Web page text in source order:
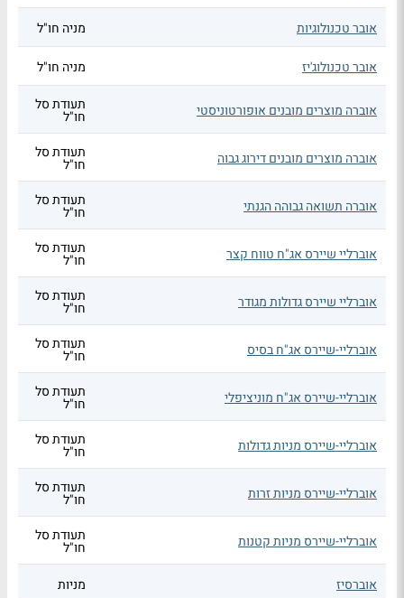
אובר טכנולוגיות מניה חו"ל
אובר טכנולוג'יז מניה חו"ל
אוברה מוצרים מובנים אופורטוניסטי תעודת סל
חו"ל
אוברה מוצרים מובנים דירוג גבוה תעודת סל
חו"ל
אוברה תשואה גבוהה הגנתי תעודת סל
חו"ל
אוברליי שיירס אג"ח טווח קצר תעודת סל
חו"ל
אוברליי שיירס גדולות מגודר תעודת סל
חו"ל
אוברליי-שיירס אג"ח בסיס תעודת סל
חו"ל
אוברליי-שיירס אג"ח מוניציפלי תעודת סל
חו"ל
אוברליי-שיירס מניות גדולות תעודת סל
חו"ל
אוברליי-שיירס מניות זרות תעודת סל
חו"ל
אוברליי-שיירס מניות קטנות תעודת סל
חו"ל
אוברסיז
מניות